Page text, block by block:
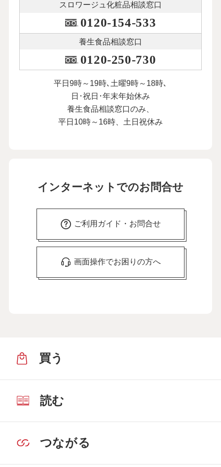
スロワージュ化粧品相談窓口
0120-154-533
養生食品相談窓口
0120-250-730
平日9時～19時､土曜9時～18時､
日･祝日･年末年始休み
養生食品相談窓口のみ、
平日10時～16時、土日祝休み
インターネットでのお問合せ
ご利用ガイド・お問合せ
画面操作でお困りの方へ
買う
読む
つながる